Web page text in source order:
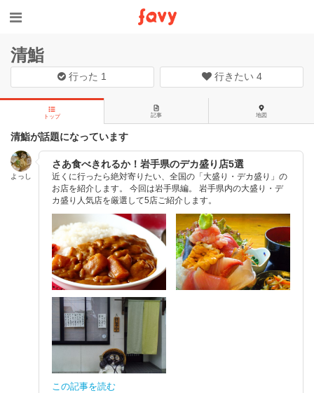
清鮨
行った 1 行きたい 4
トップ 記事 地図
清鮨が話題になっています
よっし
さあ食べきれるか！岩手県のデカ盛り店5選
近くに行ったら絶対寄りたい、全国の「大盛り・デカ盛り」の
お店を紹介します。 今回は岩手県編。 岩手県内の大盛り・デ
カ盛り人気店を厳選して5店ご紹介します。
この記事を読む